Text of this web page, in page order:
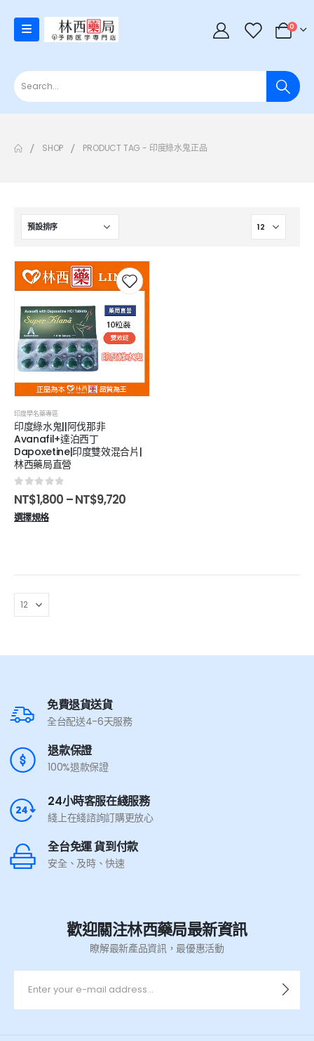
0
SHOP PRODUCT TAG - 印度綠水鬼正品
印度學名藥專區
印度綠水鬼||阿伐那非
Avanafil+達泊西丁
Dapoxetine|印度雙效混合片|
林西藥局直營
0out of 5
NT$1,800 –NT$9,720
選擇規格
免費退貨送貨
全台配送4-6天服務
退款保證
100%退款保證
24小時客服在綫服務
綫上在綫諮詢訂購更放心
全台免運 貨到付款
安全、及時、快速
歡迎關注林西藥局最新資訊
瞭解最新產品資訊，最優惠活動